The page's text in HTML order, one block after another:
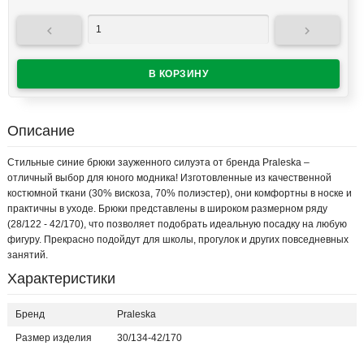
 
Описание
Стильные синие брюки зауженного силуэта от бренда Praleska –
отличный выбор для юного модника! Изготовленные из качественной
костюмной ткани (30% вискоза, 70% полиэстер), они комфортны в носке и
практичны в уходе. Брюки представлены в широком размерном ряду
(28/122 - 42/170), что позволяет подобрать идеальную посадку на любую
фигуру. Прекрасно подойдут для школы, прогулок и других повседневных
занятий.
Характеристики
Бренд Praleska
Размер изделия 30/134-42/170